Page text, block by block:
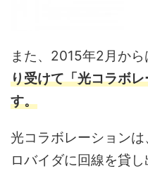
また、2015年2月から
り受けて「光コラボ
す。
光コラボレーション
ロバイダに回線を貸し